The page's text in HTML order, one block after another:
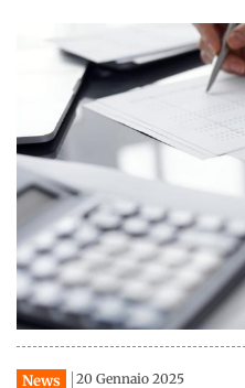
News 20 Gennaio 2025